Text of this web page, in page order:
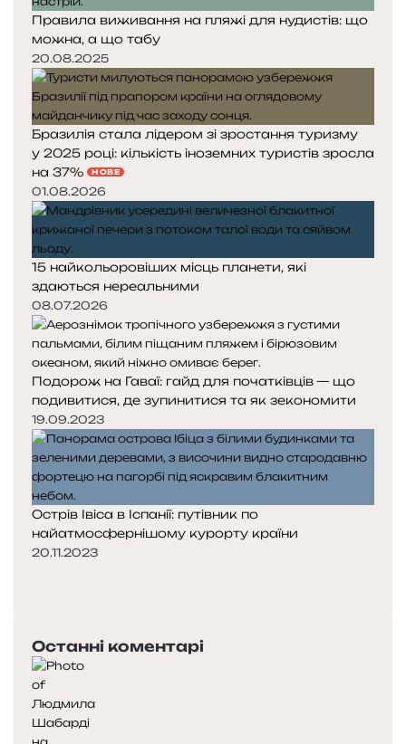
Правила виживання на пляжі для нудистів: що
можна, а що табу
20.08.2025
Бразилія стала лідером зі зростання туризму
у 2025 році: кількість іноземних туристів зросла
на 37%
НОВЕ
01.08.2026
15 найкольоровіших місць планети, які
здаються нереальними
08.07.2026
Подорож на Гаваї: гайд для початківців — що
подивитися, де зупинитися та як зекономити
19.09.2023
Острів Івіса в Іспанії: путівник по
найатмосфернішому курорту країни
20.11.2023
Останні коментарі